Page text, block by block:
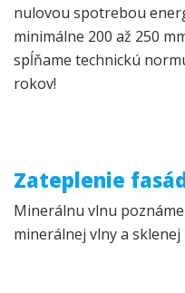
nulovou spotrebou
minimálne 200 až 250
spĺňame technickú
rokov!
Zateplenie
Minerálnu vlnu
minerálnej vlny a